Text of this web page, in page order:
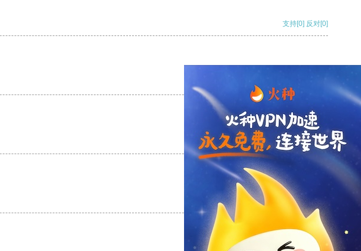
支持[0] 反对[0]
支持 [0] 反对[0]
支持[0] 反对